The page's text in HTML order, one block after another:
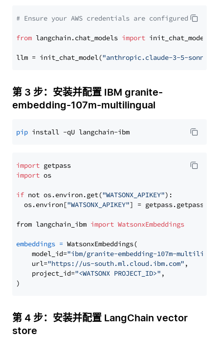
# Ensure your AWS credentials are configured
from langchain.chat_models import init_chat_model
llm = init_chat_model("anthropic.claude-3-5-sonnet-
第 3 步：安装并配置 IBM granite-
embedding-107m-multilingual
pip
import
import os
if not os.environ.get("WATSONX_APIKEY"):
  os.environ[
"WATSONX_APIKEY"] = getpass.getpass(
from langchain_ibm import WatsonxEmbeddings
embeddings = WatsonxEmbeddings(
    model_id=
"ibm/granite-embedding-107m-
    url=
"https://us-south.ml.cloud.ibm.com" ,
    project_id=
"<WATSONX PROJECT_ID>" ,
第 4 步：安装并配置 LangChain vector
store